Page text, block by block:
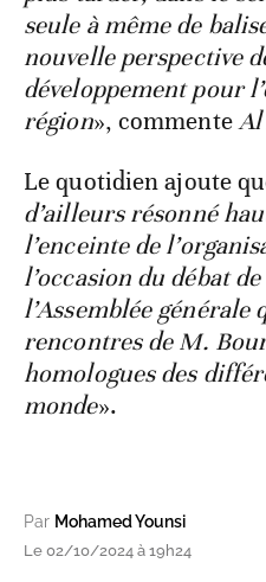
seule à même de
nouvelle perspective
développement pour
région», commente
Le quotidien ajoute
d’ailleurs résonné
l’enceinte de
l’occasion du débat
l’Assemblée générale
rencontres de M.
homologues des
monde».
Par Mohamed Younsi
Le 02/10/2024 à 19h24